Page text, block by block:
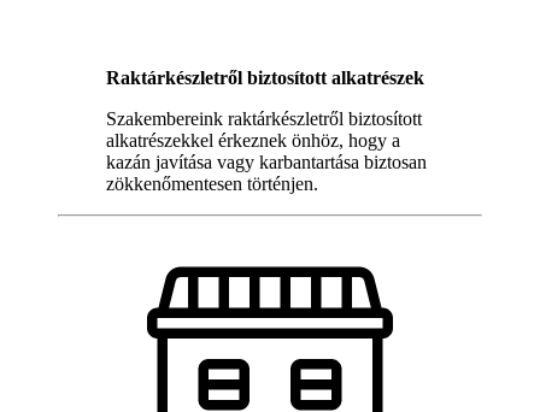
Raktárkészletről biztosított alkatrészek
Szakembereink raktárkészletről biztosított
alkatrészekkel érkeznek önhöz, hogy a
kazán javítása vagy karbantartása biztosan
zökkenőmentesen történjen.